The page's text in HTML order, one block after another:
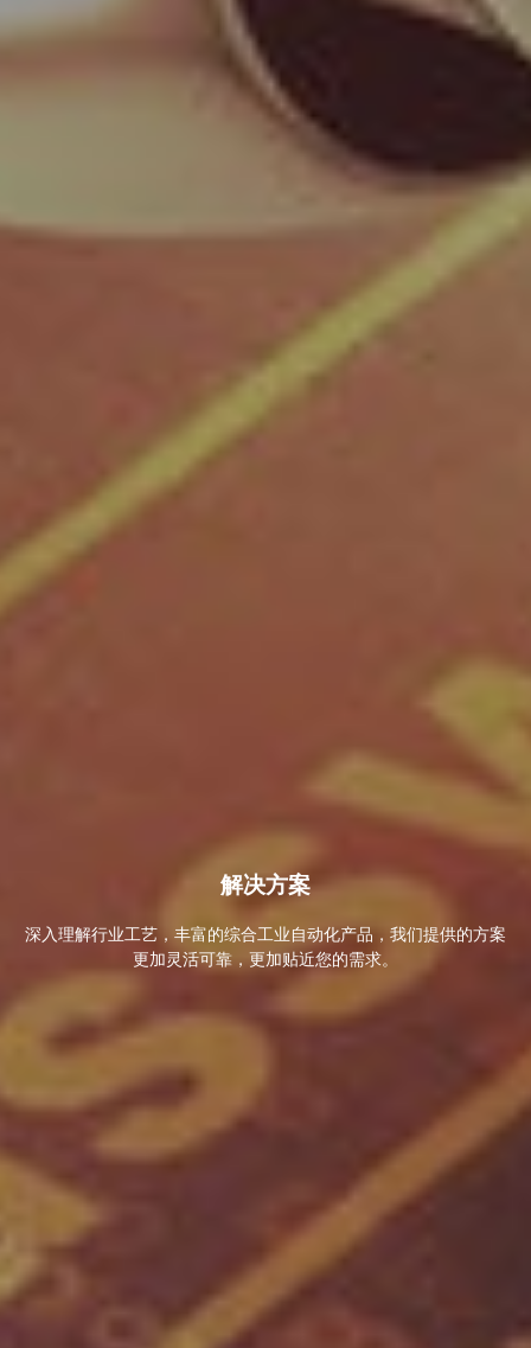
解决方案
深入理解行业工艺，丰富的综合工业自动化产品，我们提供的方案
更加灵活可靠，更加贴近您的需求。